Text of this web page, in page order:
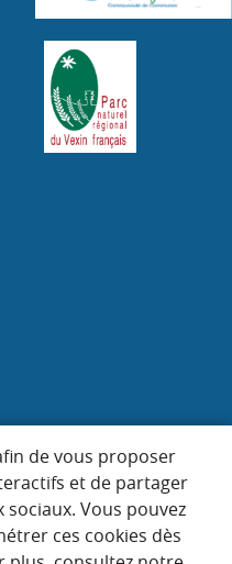
de vous proposer
et de partager
Vous pouvez
ces cookies dès